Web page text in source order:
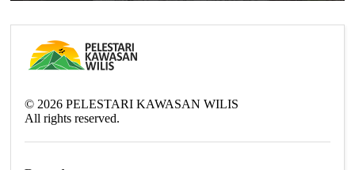
© 2026 PELESTARI KAWASAN WILIS
All rights reserved.